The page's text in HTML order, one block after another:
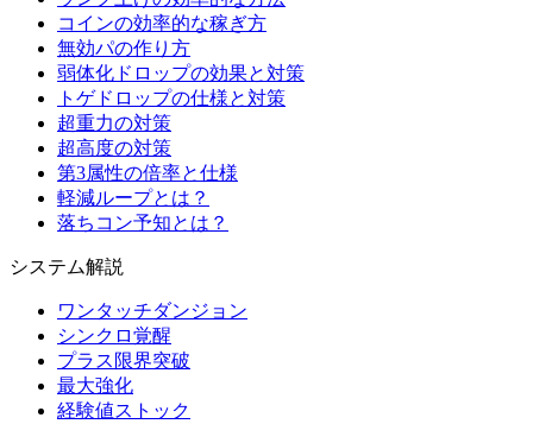
コインの効率的な稼ぎ方
無効パの作り方
弱体化ドロップの効果と対策
トゲドロップの仕様と対策
超重力の対策
超高度の対策
第3属性の倍率と仕様
軽減ループとは？
落ちコン予知とは？
システム解説
ワンタッチダンジョン
シンクロ覚醒
プラス限界突破
最大強化
経験値ストック